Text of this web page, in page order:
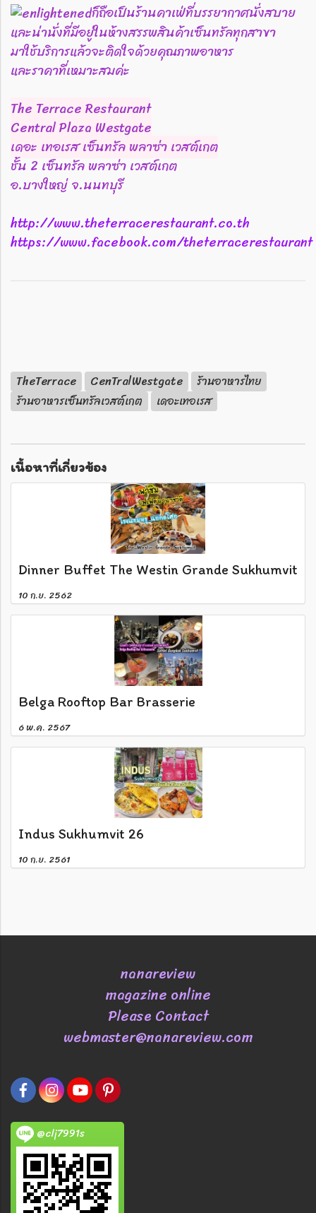
ก็ถือเป็นร้านคาเฟ่ที่บรรยากาศนั่งสบาย
และน่านั่งที่มีอยู่ในห้างสรรพสินค้าเซ็นทรัลทุกสาขา
มาใช้บริการแล้วจะติดใจด้วยคุณภาพอาหาร
และราคาที่เหมาะสมค่ะ
The Terrace Restaurant
Central Plaza Westgate
เดอะ เทอเรส เซ็นทรัล พลาซ่า เวสต์เกต
ชั้น 2 เซ็นทรัล พลาซ่า เวสต์เกต
อ.บางใหญ่ จ.นนทบุรี
http://www.theterracerestaurant.co.th
https://www.facebook.com/theterracerestaurant
TheTerrace CenTralWestgate
ร้านอาหารไทย
ร้านอาหารเซ็นทรัลเวสต์เกต
เดอะเทอเรส
เนื้อหาที่เกี่ยวข้อง
Dinner Buffet The Westin Grande Sukhumvit
10 ก.ย. 2562
Belga Rooftop Bar Brasserie
6 พ.ค. 2567
Indus Sukhumvit 26
10 ก.ย. 2561
nanareview
magazine online
Please Contact
webmaster@nanareview.com
@clj7991s